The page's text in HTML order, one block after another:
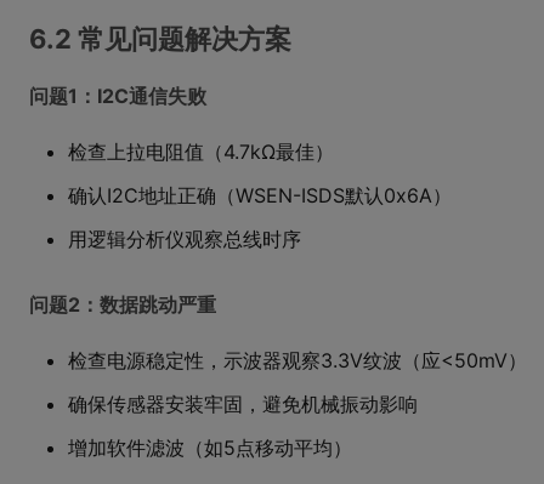
6.2 常见问题解决方案
问题1：I2C通信失败
检查上拉电阻值（4.7kΩ最佳）
确认I2C地址正确（WSEN-ISDS默认0x6A）
用逻辑分析仪观察总线时序
问题2：数据跳动严重
检查电源稳定性，示波器观察3.3V纹波（应<50mV）
确保传感器安装牢固，避免机械振动影响
增加软件滤波（如5点移动平均）